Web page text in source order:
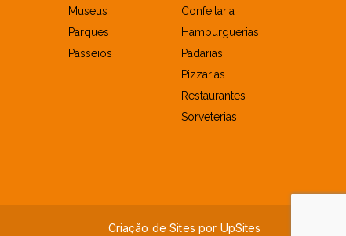
Museus
Parques
Passeios
Confeitaria
Hamburguerias
Padarias
Pizzarias
Restaurantes
Sorveterias
Criação de Sites por UpSites